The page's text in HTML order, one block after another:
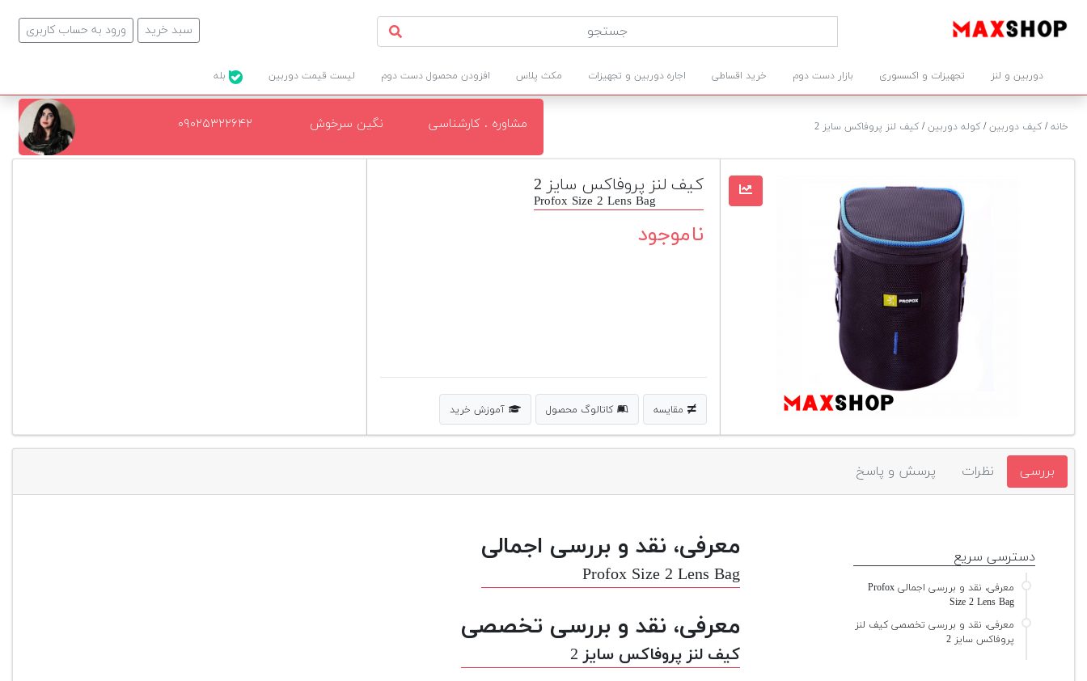
ورود به حساب کاربری سبد خرید
دوربین و لنز تجهیزات و اکسسوری بازار دست دوم خرید اقساطی اجاره دوربین و تجهیزات مکث پلاس افزودن محصول دست دوم لیست قیمت دوربین
خانه/ کیف دوربین/ کوله دوربین/ کیف لنز پروفاکس سایز 2 مشاوره . کارشناسی نگین سرخوش ۰۹۰۲۵۳۲۲۶۴۲
کیف لنز پروفاکس سایز 2
Profox Size 2 Lens Bag
ناموجود
مقایسه کاتالوگ محصول آموزش خرید
بررسی نظرات پرسش و پاسخ
معرفی، نقد و بررسی اجمالی
Profox Size 2 Lens Bag
معرفی، نقد و بررسی تخصصی
کیف لنز پروفاکس سایز 2
دسترسی سریع
معرفی، نقد و بررسی اجمالی Profox
Size 2 Lens Bag
معرفی، نقد و بررسی تخصصی کیف لنز
پروفاکس سایز 2